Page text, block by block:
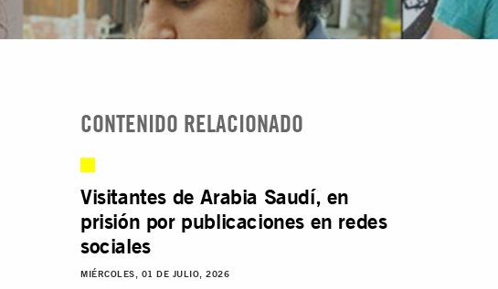
CONTENIDO RELACIONADO
Visitantes de Arabia Saudí, en
prisión por publicaciones en redes
sociales
MIÉRCOLES, 01 DE JULIO, 2026